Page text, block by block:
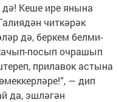
Кеше ире янына
читкәрәк
дә, беркем белми-
посып очрашып
прилавок астына
— дип
да, эшләгән